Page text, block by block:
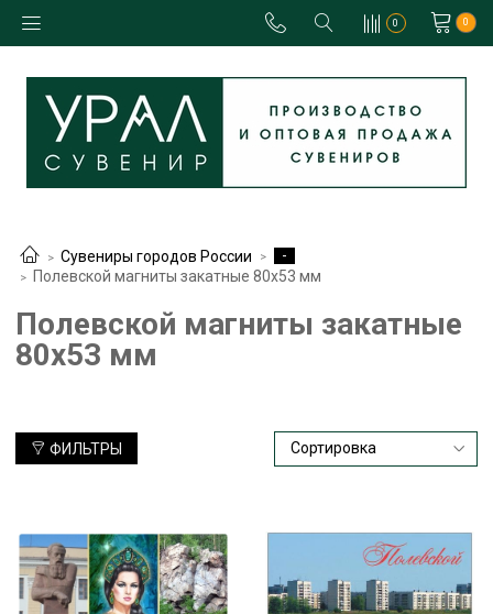
0 0
Сувениры городов России
-
Полевской магниты закатные 80х53 мм
Полевской магниты закатные
80х53 мм
ФИЛЬТРЫ